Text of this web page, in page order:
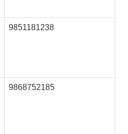
9851181238
9868752185